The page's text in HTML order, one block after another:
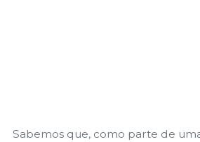
Sabemos que, como parte de